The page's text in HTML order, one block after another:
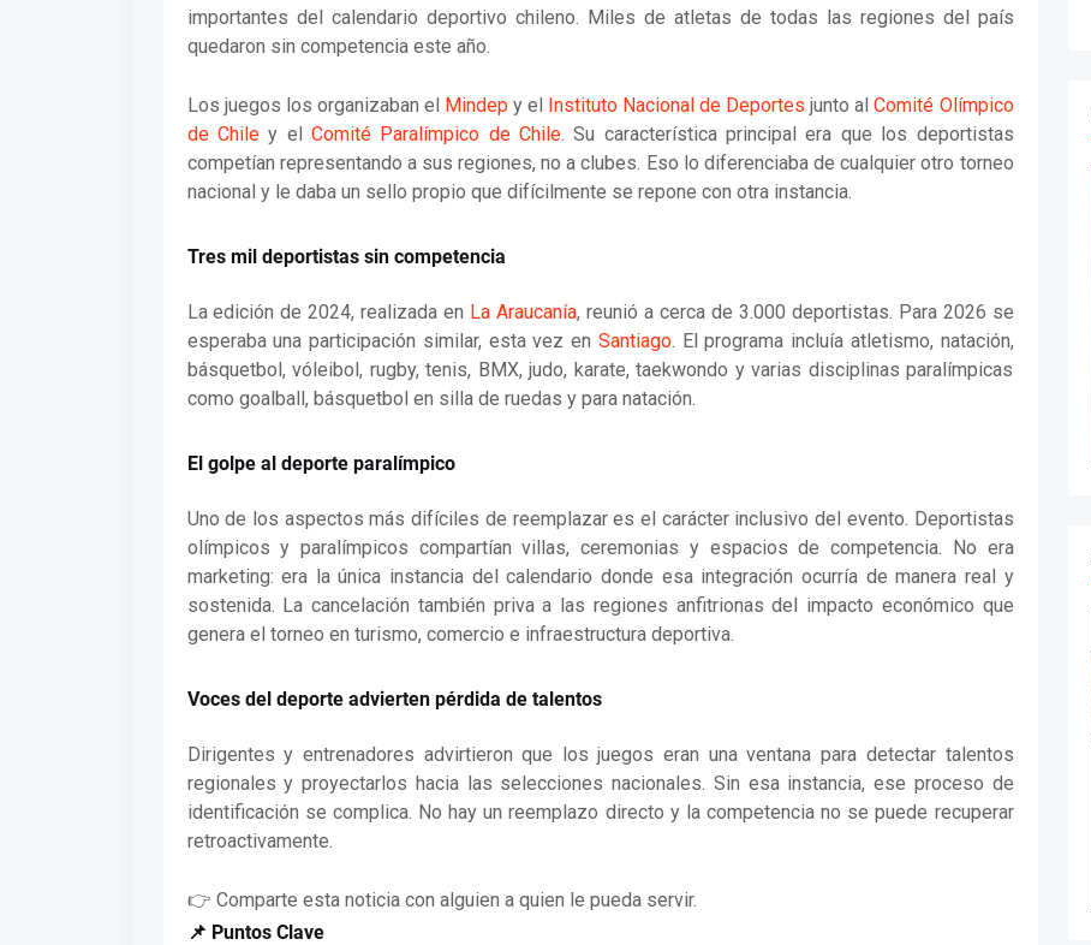
importantes del calendario deportivo chileno. Miles de atletas de todas las regiones del país
quedaron sin competencia este año.
Los juegos los organizaban el Mindepy el Instituto Nacional de Deportes junto alComité Olímpico
de Chiley el Comité Paralímpico de Chile. Su característica principal era que los deportistas
competían representando a sus regiones, no a clubes. Eso lo diferenciaba de cualquier otro torneo
nacional y le daba un sello propio que difícilmente se repone con otra instancia.
Tres mil deportistas sin competencia
La edición de 2024, realizada en La Araucanía, reunió a cerca de 3.000 deportistas. Para 2026 se
esperaba una participación similar, esta vez en Santiago. El programa incluía atletismo, natación,
básquetbol, vóleibol, rugby, tenis, BMX, judo, karate, taekwondo y varias disciplinas paralímpicas
como goalball, básquetbol en silla de ruedas y para natación.
El golpe al deporte paralímpico
Uno de los aspectos más difíciles de reemplazar es el carácter inclusivo del evento. Deportistas
olímpicos y paralímpicos compartían villas, ceremonias y espacios de competencia. No era
marketing: era la única instancia del calendario donde esa integración ocurría de manera real y
sostenida. La cancelación también priva a las regiones anfitrionas del impacto económico que
genera el torneo en turismo, comercio e infraestructura deportiva.
Voces del deporte advierten pérdida de talentos
Dirigentes y entrenadores advirtieron que los juegos eran una ventana para detectar talentos
regionales y proyectarlos hacia las selecciones nacionales. Sin esa instancia, ese proceso de
identificación se complica. No hay un reemplazo directo y la competencia no se puede recuperar
retroactivamente.
👉 Comparte esta noticia con alguien a quien le pueda servir.
📌 Puntos Clave